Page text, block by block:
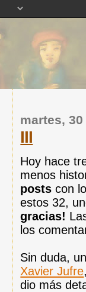
martes,
III
Hoy hace
menos
posts con
estos 32,
gracias!
los
Sin duda,
Xavier Jufre
dio más